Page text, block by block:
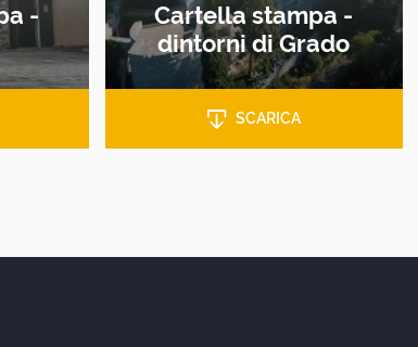
-
Cartella stampa -
dintorni di Grado
SCARICA